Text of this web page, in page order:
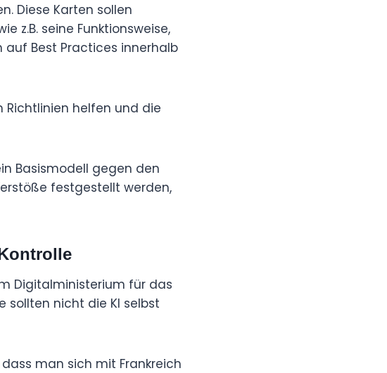
Diese Karten sollen
z.B. seine Funktionsweise,
auf Best Practices innerhalb
Richtlinien helfen und die
Basismodell gegen den
festgestellt werden,
Digitalministerium für das
sollten nicht die KI selbst
man sich mit Frankreich